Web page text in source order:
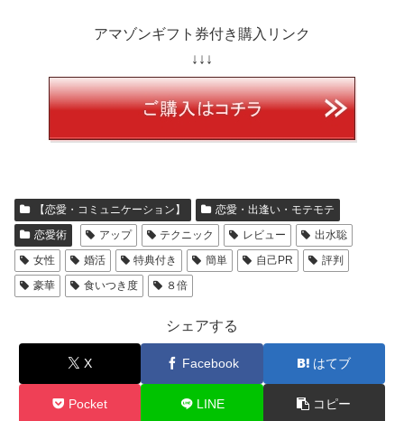
アマゾンギフト券付き購入リンク
↓↓↓
【恋愛・コミュニケーション】
恋愛・出逢い・モテモテ
恋愛術
アップ テクニック レビュー
出水聡
女性
婚活 特典付き 簡単 自己PR
評判
豪華
食いつき度 ８倍
シェアする
X Facebook はてブ
Pocket LINE コピー